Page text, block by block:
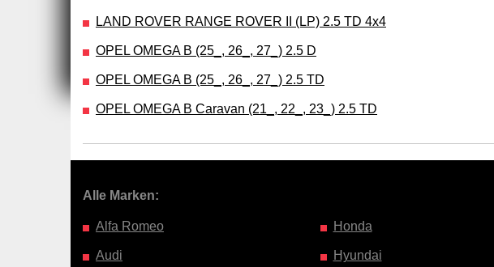
LAND ROVER RANGE ROVER II (LP) 2.5 TD 4x4
OPEL OMEGA B (25_, 26_, 27_) 2.5 D
OPEL OMEGA B (25_, 26_, 27_) 2.5 TD
OPEL OMEGA B Caravan (21_, 22_, 23_) 2.5 TD
Alle Marken:
Alfa Romeo
Audi
Honda
Hyundai